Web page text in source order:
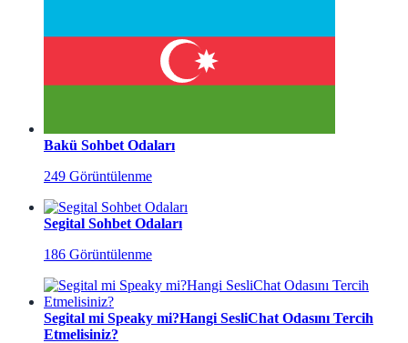
Bakü Sohbet Odaları
249 Görüntülenme
Segital Sohbet Odaları
186 Görüntülenme
Segital mi Speaky mi?Hangi SesliChat Odasını Tercih
Etmelisiniz?